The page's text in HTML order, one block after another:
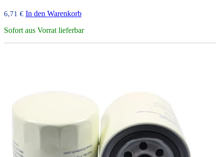
6,71 € In den Warenkorb
Sofort aus Vorrat lieferbar